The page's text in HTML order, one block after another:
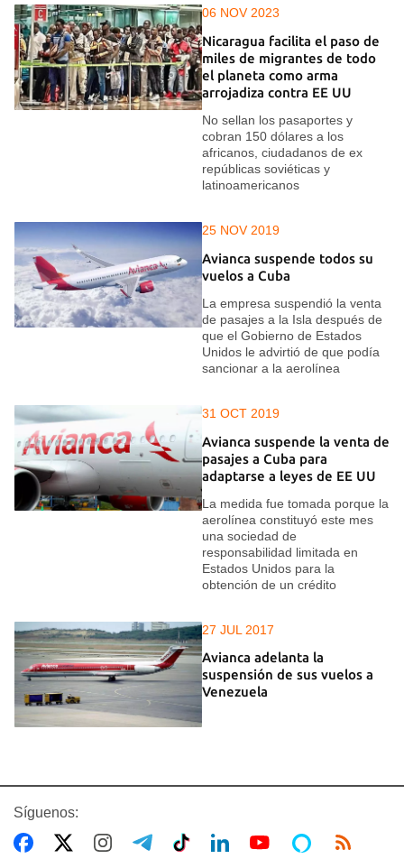
06 NOV 2023
Nicaragua facilita el paso de
miles de migrantes de todo
el planeta como arma
arrojadiza contra EE UU
No sellan los pasaportes y
cobran 150 dólares a los
africanos, ciudadanos de ex
repúblicas soviéticas y
latinoamericanos
25 NOV 2019
Avianca suspende todos su
vuelos a Cuba
La empresa suspendió la venta
de pasajes a la Isla después de
que el Gobierno de Estados
Unidos le advirtió de que podía
sancionar a la aerolínea
31 OCT 2019
Avianca suspende la venta de
pasajes a Cuba para
adaptarse a leyes de EE UU
La medida fue tomada porque la
aerolínea constituyó este mes
una sociedad de
responsabilidad limitada en
Estados Unidos para la
obtención de un crédito
27 JUL 2017
Avianca adelanta la
suspensión de sus vuelos a
Venezuela
Síguenos: